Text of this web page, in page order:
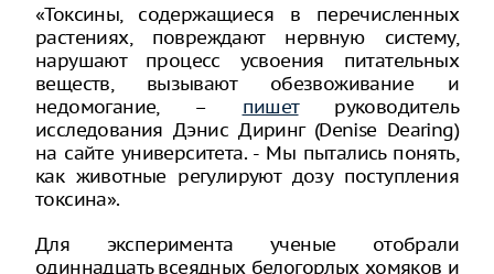
«Токсины, содержащиеся в перечисленных
растениях, повреждают нервную систему,
нарушают процесс усвоения питательных
веществ, вызывают обезвоживание и
недомогание, – пишетруководитель
исследования Дэнис Диринг (Denise Dearing)
на сайте университета. - Мы пытались понять,
как животные регулируют дозу поступления
токсина».
Для эксперимента ученые отобрали
одиннадцать всеядных белогорлых хомяков и